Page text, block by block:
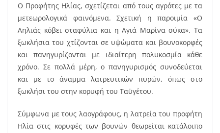
O Προφήτης Ηλίας, σχετίζεται από τους αγρότες με τα
μετεωρολογικά φαινόμενα. Σχετική η παροιμία «Ο
Αηλιάς κόβει σταφύλια και η Αγιά Μαρίνα σύκα». Τα
ξωκλήσια του χτίζονται σε υψώματα και βουνοκορφές
και πανηγυρίζονται με ιδιαίτερη πολυκοσμία κάθε
χρόνο. Σε πολλά μέρη, ο πανηγυρισμός συνοδεύεται
και με το άναμμα λατρευτικών πυρών, όπως στο
ξωκλήσι του στην κορυφή του Ταϋγέτου.
Σύμφωνα με τους λαογράφους, η λατρεία του προφήτη
Ηλία στις κορυφές των βουνών θεωρείται κατάλοιπο